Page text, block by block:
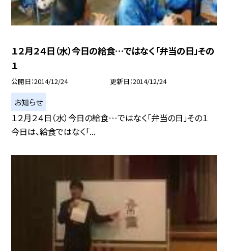
１２月２４日（水）今日の給食…ではなく「弁当の日」その
１
公開日 2014/12/24 更新日 2014/12/24
お知らせ
１２月２４日（水）今日の給食…ではなく「弁当の日」その１
今日は、給食ではなく「...